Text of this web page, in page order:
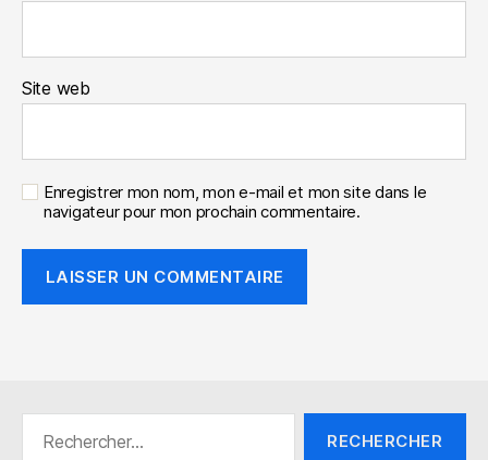
Site web
Enregistrer mon nom, mon e-mail et mon site dans le
navigateur pour mon prochain commentaire.